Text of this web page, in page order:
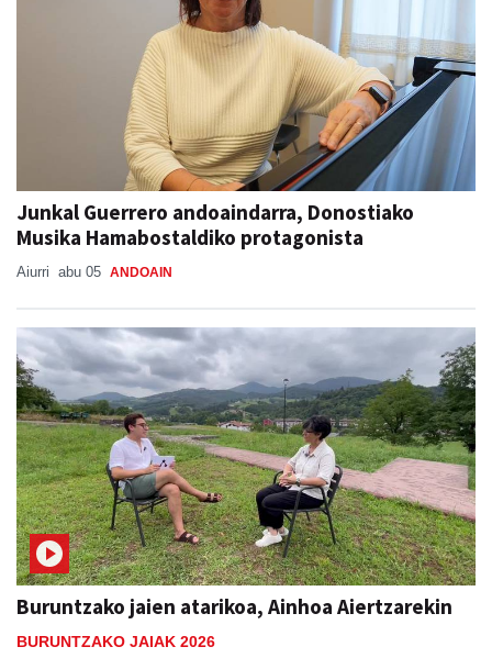
Junkal Guerrero andoaindarra, Donostiako
Musika Hamabostaldiko protagonista
Aiurri abu 05 ANDOAIN
Buruntzako jaien atarikoa, Ainhoa Aiertzarekin
BURUNTZAKO JAIAK 2026